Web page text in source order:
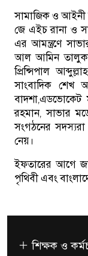
সামাজিক ও আইনী
জে এইচ রানা ও
এর আমন্ত্রণে
আল আমিন
প্রিন্সিপাল
সাংবাদিক
বাদশা,এডভোকেট
রহমান, সাভার
সংগঠনের সদস্যরা
নেয়।
ইফতারের আগে
পৃথিবী এবং
শিক্ষক ও